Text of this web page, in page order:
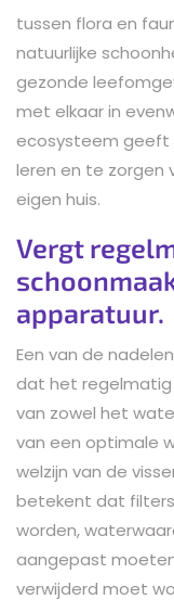
tussen flora en
natuurlijke
gezonde
met elkaar in
ecosysteem geeft
leren en te zorgen
eigen huis.
Vergt
apparatuur.
Een van de
dat het regelmatig
van zowel het
van een optimale
welzijn van de
betekent dat
worden,
aangepast
verwijderd moet